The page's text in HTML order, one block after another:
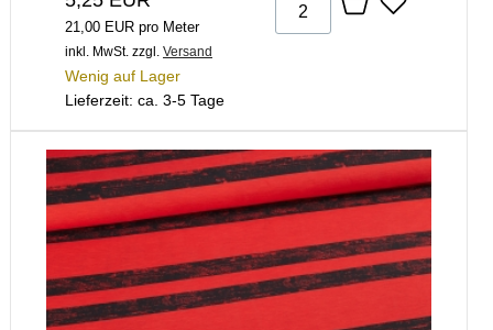
21,00 EUR pro Meter
inkl. MwSt. zzgl. Versand
Wenig auf Lager
Lieferzeit: ca. 3-5 Tage